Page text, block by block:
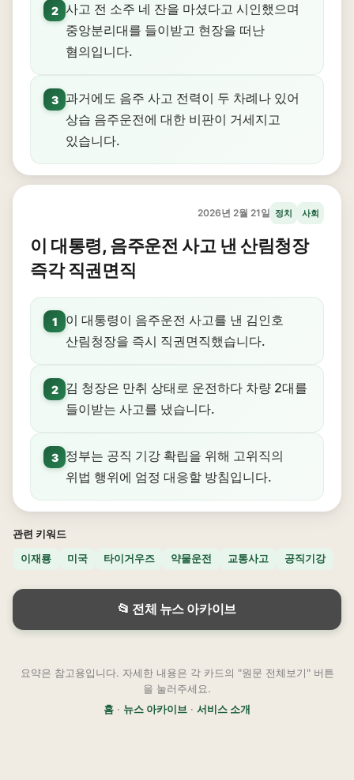
2 사고 전 소주 네 잔을 마셨다고 시인했으며
중앙분리대를 들이받고 현장을 떠난
혐의입니다.
3 과거에도 음주 사고 전력이 두 차례나 있어
상습 음주운전에 대한 비판이 거세지고
있습니다.
2026년 2월 21일 정치 사회
이 대통령, 음주운전 사고 낸 산림청장
즉각 직권면직
1
이 대통령이 음주운전 사고를 낸 김인호
산림청장을 즉시 직권면직했습니다.
2
김 청장은 만취 상태로 운전하다 차량 2대를
들이받는 사고를 냈습니다.
3
정부는 공직 기강 확립을 위해 고위직의
위법 행위에 엄정 대응할 방침입니다.
관련 키워드
이재룡
미국 타이거우즈 약물운전 교통사고 공직기강
📂 전체 뉴스 아카이브
요약은 참고용입니다. 자세한 내용은 각 카드의 "원문 전체보기" 버튼
을 눌러주세요.
홈 · 뉴스 아카이브 · 서비스 소개